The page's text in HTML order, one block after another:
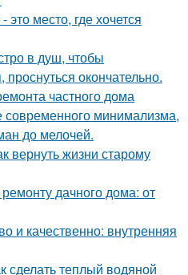
это место, где хочется
в душ, чтобы
окончательно.
частного дома
современного минимализма,
до мелочей.
вернуть жизни старому
дачного дома: от
и качественно: внутренняя
сделать теплый водяной